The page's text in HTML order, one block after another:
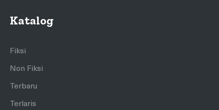
Katalog
Fiksi
Non Fiksi
Terbaru
Terlaris